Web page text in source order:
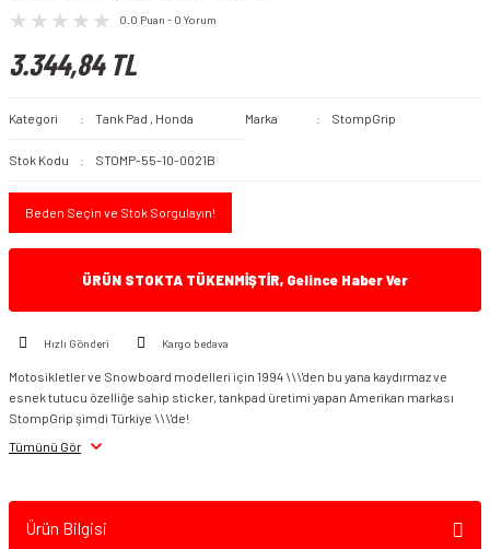
0.0 Puan - 0 Yorum
3.344,84 TL
Kategori Tank Pad , Honda Marka StompGrip
Stok Kodu STOMP-55-10-0021B
Beden Seçin ve Stok Sorgulayın!
ÜRÜN STOKTA TÜKENMİŞTİR, Gelince Haber Ver
Hızlı Gönderi Kargo bedava
Motosikletler ve Snowboard modelleri için 1994 \\\'den bu yana kaydırmaz ve
esnek tutucu özelliğe sahip sticker, tankpad üretimi yapan Amerikan markası
StompGrip şimdi Türkiye \\\'de!
Tümünü Gör
Ürün Bilgisi